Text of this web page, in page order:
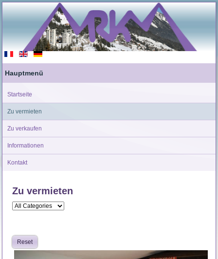
Hauptmenü
Startseite
Zu vermieten
Zu verkaufen
Informationen
Kontakt
Zu vermieten
Reset